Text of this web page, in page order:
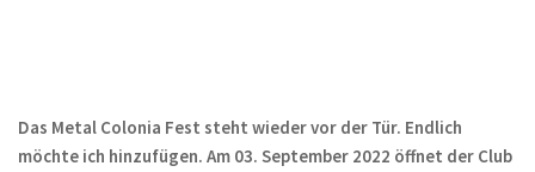
Das Metal Colonia Fest steht wieder vor der Tür. Endlich
möchte ich hinzufügen. Am 03. September 2022 öffnet der Club